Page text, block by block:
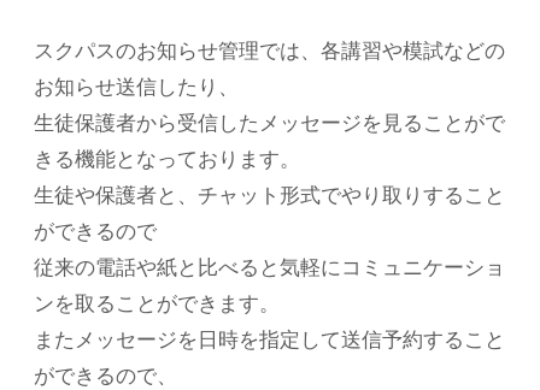
スクパスのお知らせ管理では、各講習や模試などの
お知らせ送信したり、
生徒保護者から受信したメッセージを見ることがで
きる機能となっております。
生徒や保護者と、チャット形式でやり取りすること
ができるので
従来の電話や紙と比べると気軽にコミュニケーショ
ンを取ることができます。
またメッセージを日時を指定して送信予約すること
ができるので、